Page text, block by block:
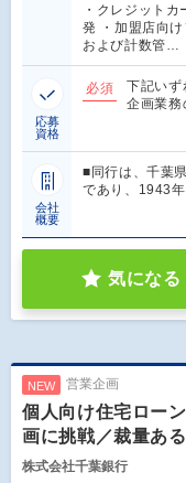
・クレジット
発 ・加盟店向
および計数管…
応募
資格
必須
下記いず
企画業
会社
概要
■同行は、千葉
であり、1943
気になる
NEW 営業企画
個人向け住宅ロー
画に挑戦／裁量ある
株式会社千葉銀行